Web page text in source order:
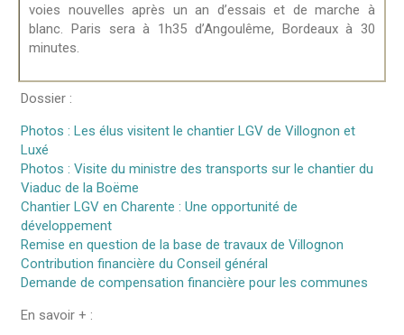
voies nouvelles après un an d’essais et de marche à
blanc. Paris sera à 1h35 d’Angoulême, Bordeaux à 30
minutes.
Dossier :
Photos : Les élus visitent le chantier LGV de Villognon et
Luxé
Photos : Visite du ministre des transports sur le chantier du
Viaduc de la Boëme
Chantier LGV en Charente : Une opportunité de
développement
Remise en question de la base de travaux de Villognon
Contribution financière du Conseil général
Demande de compensation financière pour les communes
En savoir + :